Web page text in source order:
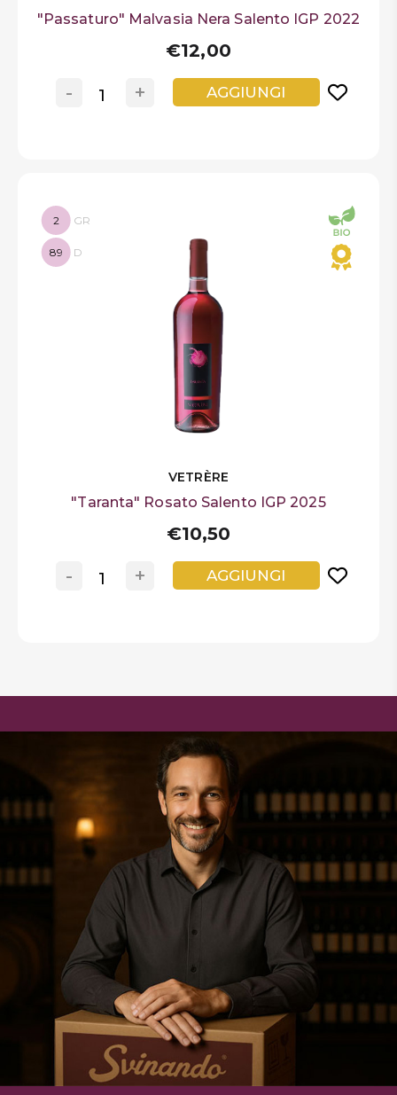
"Passaturo" Malvasia Nera Salento IGP 2022
€12,00
+
- AGGIUNGI
2 GR
89 D
VETRÈRE
"Taranta" Rosato Salento IGP 2025
€10,50
+
- AGGIUNGI